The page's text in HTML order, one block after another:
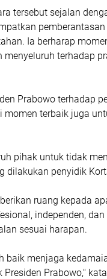
tersebut sejalan
Ia berharap
terhadap
Prabowo terhadap
terbaik juga
pihak untuk tidak
dilakukan penyidik
ruang kepada
independen,
sesuai harapan.
baik menjaga
Prabowo,"